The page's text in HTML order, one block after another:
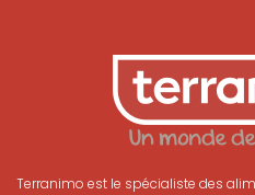
Terranimo est le spécialiste des